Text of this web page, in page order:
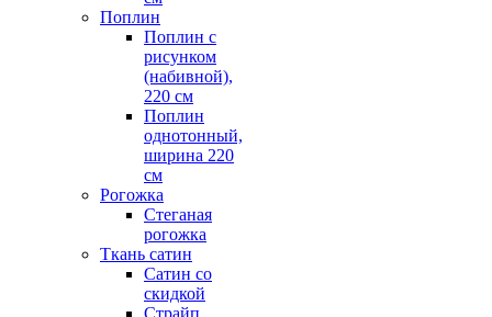
Поплин
Поплин с
рисунком
(набивной),
220 см
Поплин
однотонный,
ширина 220
см
Рогожка
Стеганая
рогожка
Ткань сатин
Сатин со
скидкой
Страйп